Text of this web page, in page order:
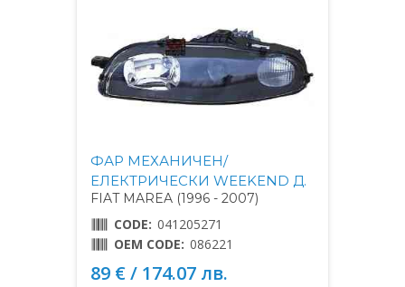
ФАР МЕХАНИЧЕН/
ЕЛЕКТРИЧЕСКИ WEEKEND Д.
FIAT MAREA (1996 - 2007)
CODE: 041205271
OEM CODE: 086221
89 € / 174.07 лв.